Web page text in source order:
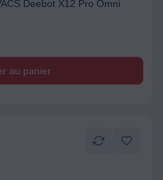
Deebot X12 Pro Omni
au panier